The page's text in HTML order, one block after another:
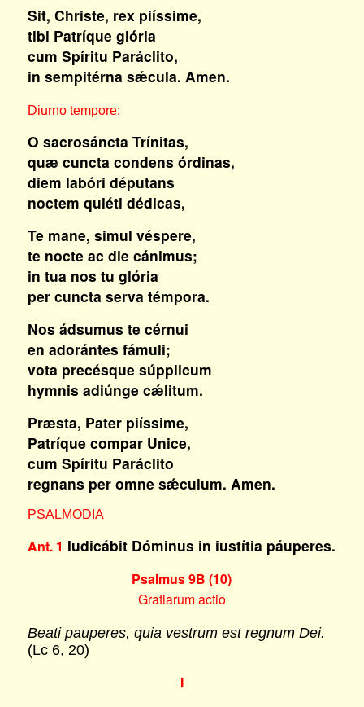
Sit, Christe, rex piíssime,
tibi Patríque glória
cum Spíritu Paráclito,
in sempitérna sǽcula. Amen.
Diurno tempore:
O sacrosáncta Trínitas,
quæ cuncta condens órdinas,
diem labóri députans
noctem quiéti dédicas,
Te mane, simul véspere,
te nocte ac die cánimus;
in tua nos tu glória
per cuncta serva témpora.
Nos ádsumus te cérnui
en adorántes fámuli;
vota precésque súpplicum
hymnis adiúnge cǽlitum.
Præsta, Pater piíssime,
Patríque compar Unice,
cum Spíritu Paráclito
regnans per omne sǽculum. Amen.
PSALMODIA
Ant. 1 Iudicábit Dóminus in iustítia páuperes.
Psalmus 9B (10)
Gratiarum actio
Beati pauperes, quia vestrum est regnum Dei.
(Lc 6, 20)
I